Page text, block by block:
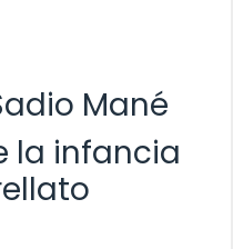
Mané
la infancia